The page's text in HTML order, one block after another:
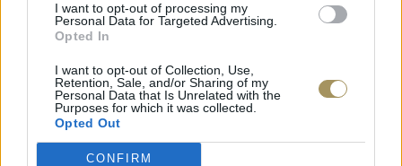
I want to opt-out of processing my
Personal Data for Targeted Advertising.
Opted In
I want to opt-out of Collection, Use,
Retention, Sale, and/or Sharing of my
Personal Data that Is Unrelated with the
Purposes for which it was collected.
Opted Out
CONFIRM
ΜΟΝΌΠΕΤΡΟ ΔΑΧΤΥΛΊΔΙ ΜΕ
ΔΙΑΜΆΝΤΙ 0.35CT
1.930€1.737€